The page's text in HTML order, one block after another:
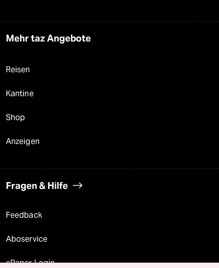
Mehr taz Angebote
Reisen
Kantine
Shop
Anzeigen
Fragen & Hilfe
Feedback
Aboservice
ePaper Login